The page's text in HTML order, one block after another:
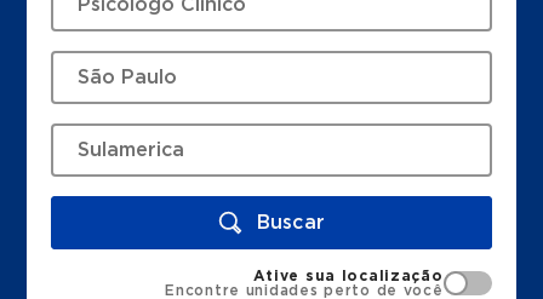
Buscar
Ative sua localização
Encontre unidades perto de você